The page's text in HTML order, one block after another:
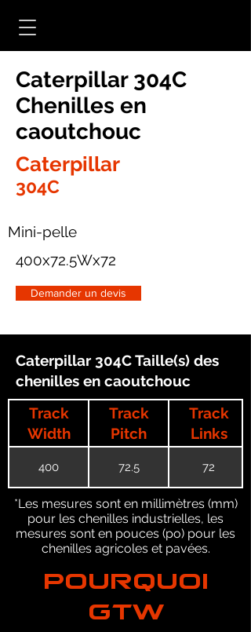
Caterpillar 304C
Chenilles en
caoutchouc
Caterpillar
304C
Mini-pelle
400x72.5Wx72
Demander un devis
Caterpillar 304C Taille(s) des
chenilles en caoutchouc
Track
Width
Track
Pitch
Track
Links
400 72.5 72
*Les mesures sont en millimètres (mm)
pour les chenilles industrielles, les
mesures sont en pouces (po) pour les
chenilles agricoles et pavées.
POURQUOI
GTW